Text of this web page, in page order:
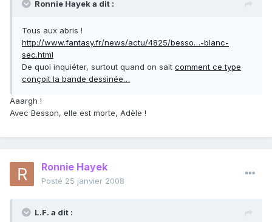
Ronnie Hayek a dit :
Tous aux abris !
http://www.fantasy.fr/news/actu/4825/besso…-blanc-
sec.html
De quoi inquiéter, surtout quand on sait comment ce type
conçoit la bande dessinée…
Aaargh !
Avec Besson, elle est morte, Adèle !
Ronnie Hayek
Posté 25 janvier 2008
L.F. a dit :